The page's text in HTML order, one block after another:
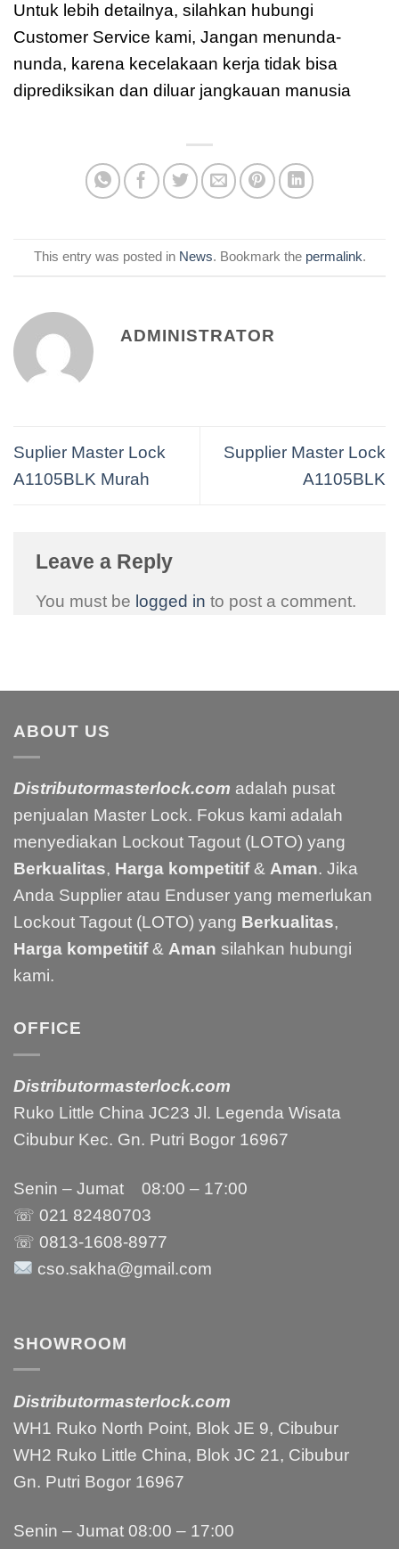
Untuk lebih detailnya, silahkan hubungi
Customer Service kami, Jangan menunda-
nunda, karena kecelakaan kerja tidak bisa
diprediksikan dan diluar jangkauan manusia
This entry was posted in News. Bookmark the permalink.
ADMINISTRATOR
Suplier Master Lock
A1105BLK Murah
Supplier Master Lock
A1105BLK
Leave a Reply
You must be logged in to post a comment.
ABOUT US
Distributormasterlock.com adalah pusat
penjualan Master Lock. Fokus kami adalah
menyediakan Lockout Tagout (LOTO) yang
Berkualitas, Harga kompetitif& Aman. Jika
Anda Supplier atau Enduser yang memerlukan
Lockout Tagout (LOTO) yang Berkualitas,
Harga kompetitif& Aman silahkan hubungi
kami.
OFFICE
Distributormasterlock.com
Ruko Little China JC23 Jl. Legenda Wisata
Cibubur Kec. Gn. Putri Bogor 16967
Senin – Jumat 08:00 – 17:00
☏ 021 82480703
☏ 0813-1608-8977
cso.sakha@gmail.com
SHOWROOM
Distributormasterlock.com
WH1 Ruko North Point, Blok JE 9, Cibubur
WH2 Ruko Little China, Blok JC 21, Cibubur
Gn. Putri Bogor 16967
Senin – Jumat 08:00 – 17:00